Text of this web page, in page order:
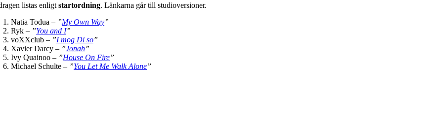
listas enligt startordning. Länkarna går till studioversioner.
Natia Todua – ”My Own Way”
Ryk – ”You and I”
voXXclub – ”I mog Di so”
Xavier Darcy – ”Jonah”
Ivy Quainoo – ”House On Fire”
Michael Schulte – ”You Let Me Walk Alone”